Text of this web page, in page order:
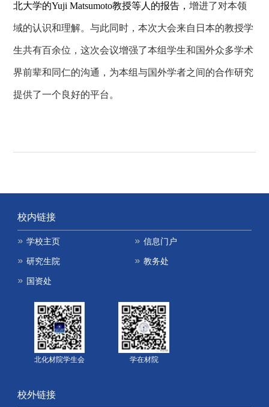
北大学的Yuji Matsumoto教授等人的报告，增进了对本领
域的认识和理解。与此同时，本次大会来自日本的教授学
生共有百余位 ，这次会议增强了本组学生和国外众多学术
界前辈和同仁的沟通， 为本组与国外学者之间的合作研究
提供了一个良好的平台。
校内链接
学校主页 信息门户
研究生院 教务处
国资处
北化材院学生会 学在材院
校外链接